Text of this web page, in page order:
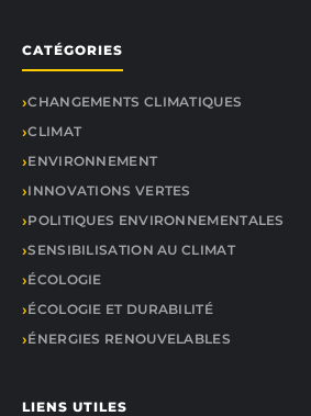
CATÉGORIES
CHANGEMENTS CLIMATIQUES
CLIMAT
ENVIRONNEMENT
INNOVATIONS VERTES
POLITIQUES ENVIRONNEMENTALES
SENSIBILISATION AU CLIMAT
ÉCOLOGIE
ÉCOLOGIE ET DURABILITÉ
ÉNERGIES RENOUVELABLES
LIENS UTILES